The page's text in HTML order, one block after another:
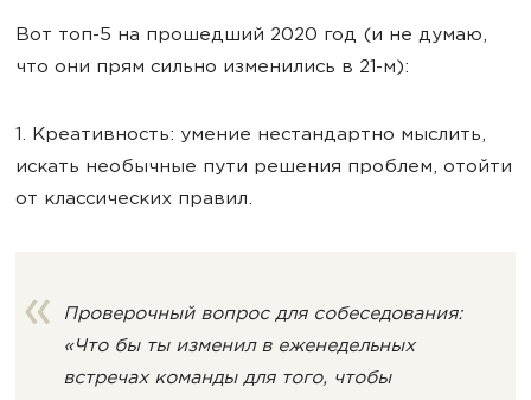
Вот топ-5 на прошедший 2020 год (и не думаю,
что они прям сильно изменились в 21-м):
1. Креативность: умение нестандартно мыслить,
искать необычные пути решения проблем, отойти
от классических правил.
Проверочный вопрос для собеседования:
«Что бы ты изменил в еженедельных
встречах команды для того, чтобы